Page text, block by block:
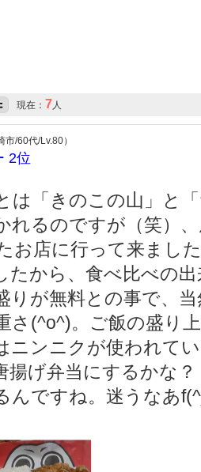
現在： 7人
/60代/Lv.80）
2位
は「きのこの山」と
れるのですが（笑）
お店に行って来まし
たから、食べ比べの
りが無料との事で、
さ(^o^)。ご飯の盛り
ニンニクが使われて
揚げ弁当にするかな
んですね。迷うなあ